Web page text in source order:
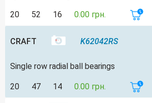
20 52 16 0.00 грн.
CRAFT K62042RS
Single row radial ball bearings
20 47 14 0.00 грн.